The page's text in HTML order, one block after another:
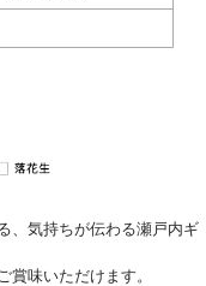
、気持ちが伝わる瀬戸内ギ
味いただけます。